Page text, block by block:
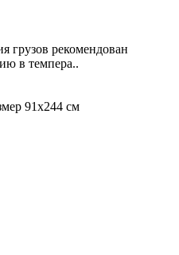
грузов рекомендован
в темпера..
91x244 см